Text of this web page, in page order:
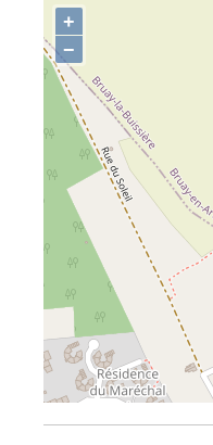
+
−